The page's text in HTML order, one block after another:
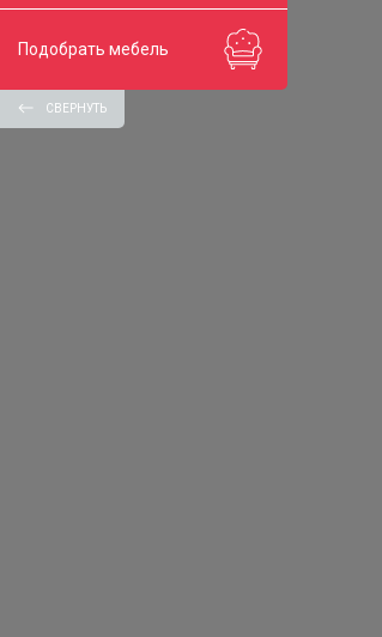
Подобрать мебель
СВЕРНУТЬ